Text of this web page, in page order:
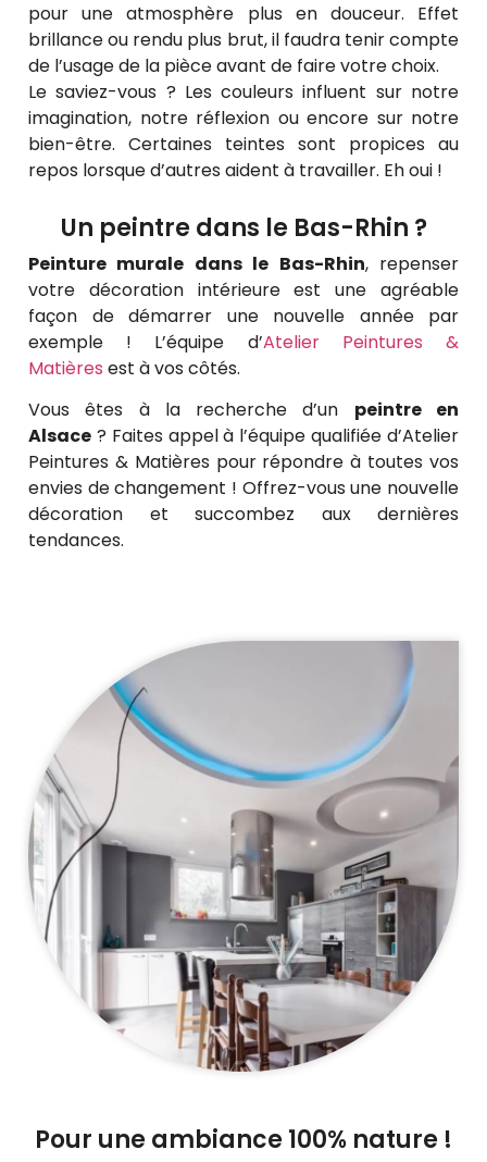
pour une atmosphère plus en douceur. Effet
brillance ou rendu plus brut, il faudra tenir compte
de l’usage de la pièce avant de faire votre choix.
Le saviez-vous ? Les couleurs influent sur notre
imagination, notre réflexion ou encore sur notre
bien-être. Certaines teintes sont propices au
repos lorsque d’autres aident à travailler. Eh oui !
Un peintre dans le Bas-Rhin ?
Peinture murale dans le Bas-Rhin, repenser
votre décoration intérieure est une agréable
façon de démarrer une nouvelle année par
exemple ! L’équipe d’Atelier Peintures &
Matières est à vos côtés.
Vous êtes à la recherche d’un peintre en
Alsace ? Faites appel à l’équipe qualifiée d’Atelier
Peintures & Matières pour répondre à toutes vos
envies de changement ! Offrez-vous une nouvelle
décoration et succombez aux dernières
tendances.
Pour une ambiance 100% nature !